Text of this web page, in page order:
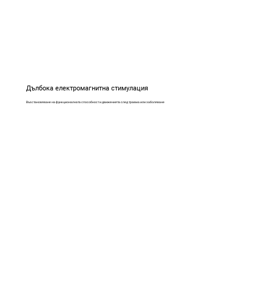
Дълбока електромагнитна стимулация
Възстановяване на функционалната способност и движенията след травма или заболяване